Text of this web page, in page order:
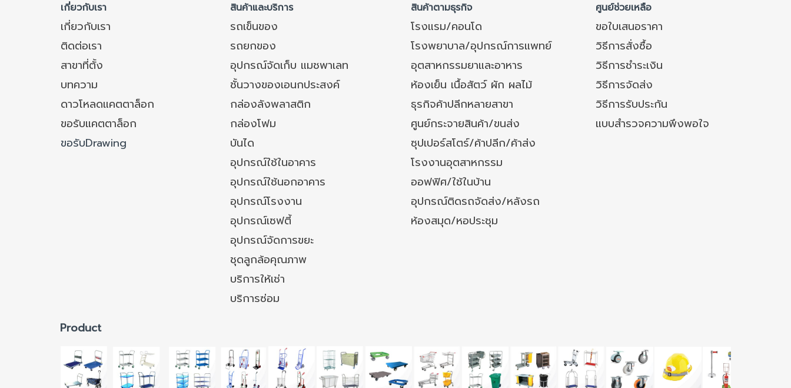
เกี่ยวกับเรา สินค้าและบริการ สินค้าตามธุรกิจ ศูนย์ช่วยเหลือ
เกี่ยวกับเรา รถเข็นของ โรงแรม/คอนโด
ขอใบเสนอราคา
ติดต่อเรา
รถยกของ โรงพยาบาล/อุปกรณ์การแพทย์
วิธีการสั่งซื้อ
สาขาที่ตั้ง
อุปกรณ์จัดเก็บ แมชพาเลท อุตสาหกรรมยาและอาหาร
วิธีการชำระเงิน
บทความ
ชั้นวางของเอนกประสงค์ ห้องเย็น เนื้อสัตว์ ผัก ผลไม้
วิธีการจัดส่ง
ดาวโหลดแคตตาล็อก
กล่องลังพลาสติก ธุรกิจค้าปลีกหลายสาขา
วิธีการรับประกัน
ขอรับแคตตาล็อก
กล่องโฟม ศูนย์กระจายสินค้า/ขนส่ง
แบบสำรวจความพึงพอใจ
ขอรับDrawing
บันได
ซุปเปอร์สโตร์/ค้าปลีก/ค้าส่ง
อุปกรณ์ใช้ในอาคาร
โรงงานอุตสาหกรรม
อุปกรณ์ใช้นอกอาคาร
ออฟฟิศ/ใช้ในบ้าน
อุปกรณ์โรงงาน
อุปกรณ์ติดรถจัดส่ง/หลังรถ
อุปกรณ์เซฟตี้
ห้องสมุด/หอประชุม
อุปกรณ์จัดการขยะ
ชุดลูกล้อคุณภาพ
บริการให้เช่า
บริการซ่อม
Product